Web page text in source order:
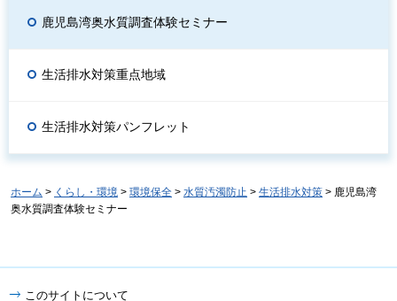
鹿児島湾奥水質調査体験セミナー
生活排水対策重点地域
生活排水対策パンフレット
ホーム > くらし・環境 > 環境保全 > 水質汚濁防止 > 生活排水対策 > 鹿児島湾
奥水質調査体験セミナー
このサイトについて